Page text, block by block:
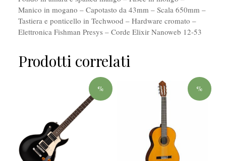
Manico in mogano – Capotasto da 43mm – Scala 650mm –
Tastiera e ponticello in Techwood – Hardware cromato –
Elettronica Fishman Presys – Corde Elixir Nanoweb 12-53
Prodotti correlati
% %